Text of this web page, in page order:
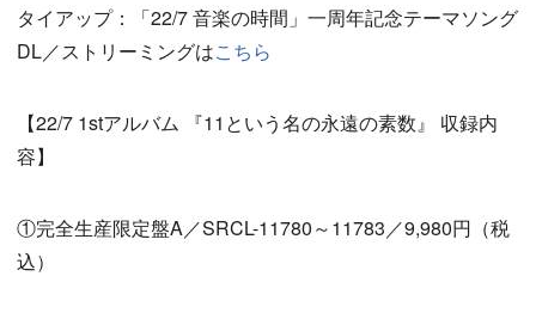
タイアップ：「22/7 音楽の時間」一周年記念テーマソング
DL／ストリーミングはこちら
【22/7 1stアルバム 『11という名の永遠の素数』 収録内
容】
①完全生産限定盤A／SRCL-11780～11783／9,980円（税
込）